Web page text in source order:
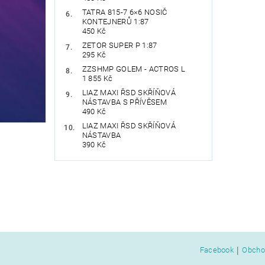
TATRA 815-7 6×6 NOSIČ
KONTEJNERŮ 1:87
450 Kč
ZETOR SUPER P 1:87
295 Kč
ZZSHMP GOLEM - ACTROS L
1 855 Kč
LIAZ MAXI ŘSD SKŘÍŇOVÁ
NÁSTAVBA S PŘÍVĚSEM
490 Kč
LIAZ MAXI ŘSD SKŘÍŇOVÁ
NÁSTAVBA
390 Kč
Facebook